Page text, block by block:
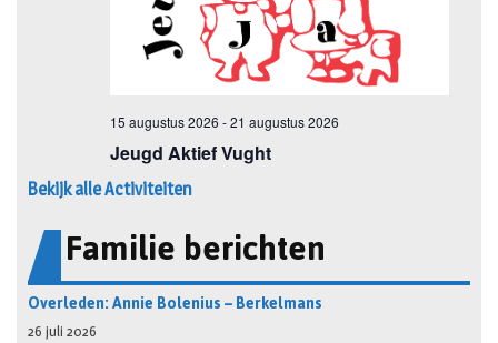
Bekijk alle Activiteiten
Familie berichten
Overleden: Annie Bolenius – Berkelmans
26 juli 2026